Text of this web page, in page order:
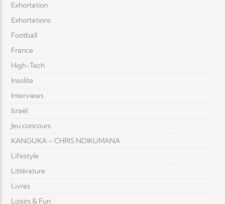
Exhortation
Exhortations
Football
France
High-Tech
Insolite
Interviews
Israël
Jeu concours
KANGUKA – CHRIS NDIKUMANA
Lifestyle
Littérature
Livres
Loisirs & Fun